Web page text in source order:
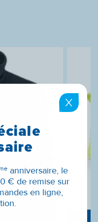
anniversaire, le
€ de remise sur
en ligne,